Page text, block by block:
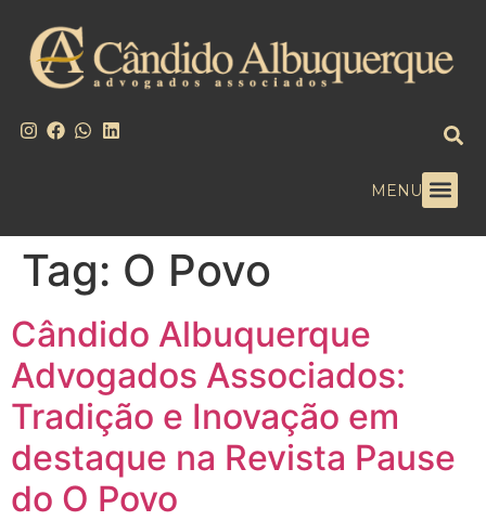
MENU
Tag: O Povo
Cândido Albuquerque
Advogados Associados:
Tradição e Inovação em
destaque na Revista Pause
do O Povo